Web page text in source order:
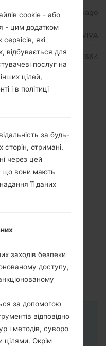
Trinidad and Tobago
TSTT, LIME, Orange, VIVA
cookie - або
- цим додатком
які
відбувається для
послуг на
цілей,
і в політиці
за будь-
сторін, отримані,
через цей
що вони мають
її даних
заходів безпеки
доступу,
за допомогою
відповідно
і методів, суворо
цілями. Окрім